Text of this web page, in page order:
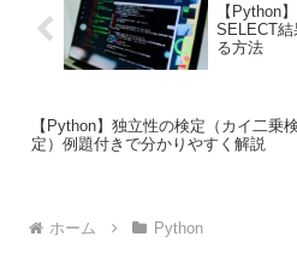
【Python
SELECT結
る方法
【Python】独立性の検定（カイ二乗検
定）例題付きで分かりやすく解説
ホーム Python